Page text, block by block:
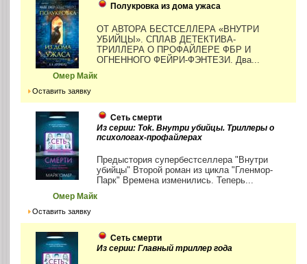
Полукровка из дома ужаса
ОТ АВТОРА БЕСТСЕЛЛЕРА «ВНУТРИ
УБИЙЦЫ». СПЛАВ ДЕТЕКТИВА-
ТРИЛЛЕРА О ПРОФАЙЛЕРЕ ФБР И
ОГНЕННОГО ФЕЙРИ-ФЭНТЕЗИ. Два...
Омер Майк
Оставить заявку
Сеть смерти
Из серии: Tok. Внутри убийцы. Триллеры о
психологах-профайлерах
Предыстория супербестселлера "Внутри
убийцы" Второй роман из цикла "Гленмор-
Парк" Времена изменились. Теперь...
Омер Майк
Оставить заявку
Сеть смерти
Из серии: Главный триллер года